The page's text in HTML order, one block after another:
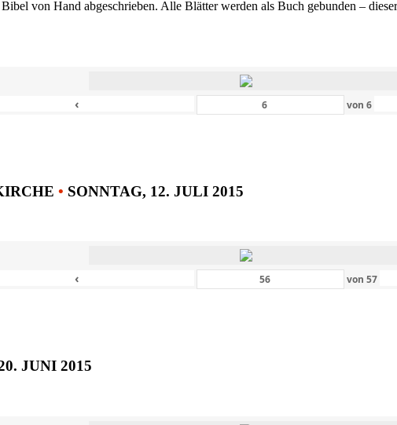
von Hand abgeschrieben. Alle Blätter werden als Buch gebunden –
‹ von6
• SONNTAG, 12. JULI 2015
‹ von57
JUNI 2015